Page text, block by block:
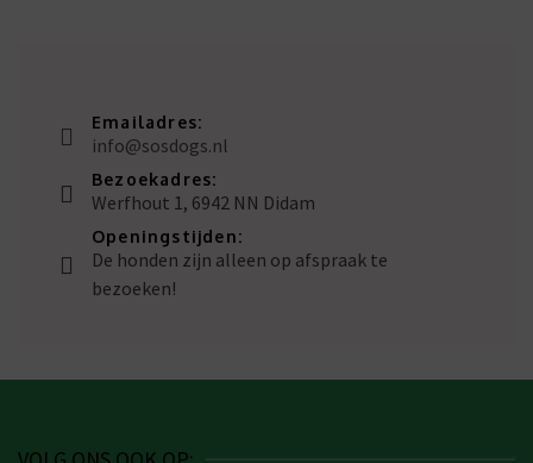
Emailadres:
info@sosdogs.nl
Bezoekadres:
Werfhout 1, 6942 NN Didam
Openingstijden:
De honden zijn alleen op afspraak te
bezoeken!